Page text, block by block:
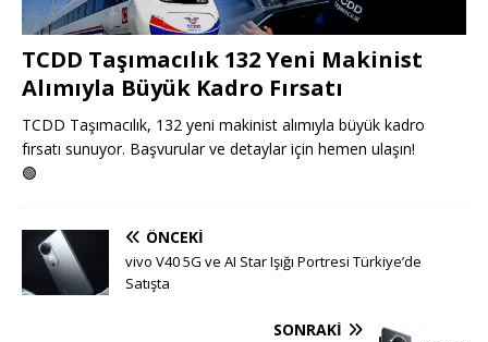
TCDD Taşımacılık 132 Yeni Makinist
Alımıyla Büyük Kadro Fırsatı
TCDD Taşımacılık, 132 yeni makinist alımıyla büyük kadro
fırsatı sunuyor. Başvurular ve detaylar için hemen ulaşın!
🟢
ÖNCEKI
vivo V40 5G ve AI Star Işığı Portresi Türkiye’de
Satışta
SONRAKI